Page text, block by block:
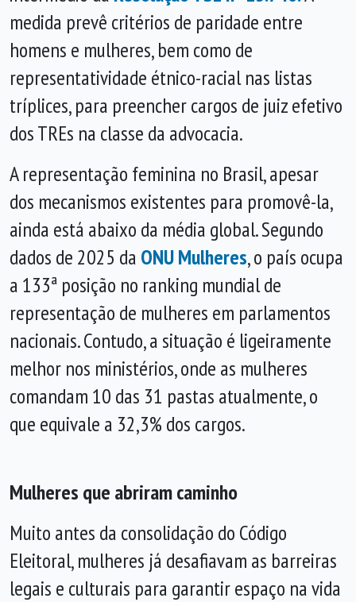
medida prevê critérios de paridade entre
homens e mulheres, bem como de
representatividade étnico-racial nas listas
tríplices, para preencher cargos de juiz efetivo
dos TREs na classe da advocacia.
A representação feminina no Brasil, apesar
dos mecanismos existentes para promovê-la,
ainda está abaixo da média global. Segundo
dados de 2025 da ONU Mulheres, o país ocupa
a 133ª posição no ranking mundial de
representação de mulheres em parlamentos
nacionais. Contudo, a situação é ligeiramente
melhor nos ministérios, onde as mulheres
comandam 10 das 31 pastas atualmente, o
que equivale a 32,3% dos cargos.
Mulheres que abriram caminho
Muito antes da consolidação do Código
Eleitoral, mulheres já desafiavam as barreiras
legais e culturais para garantir espaço na vida